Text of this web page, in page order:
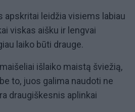
apskritai leidžia visiems labiau
viskas aišku ir lengvai
laiko būti drauge.
išlaiko maistą šviežią,
to, juos galima naudoti ne
draugiškesnis aplinkai